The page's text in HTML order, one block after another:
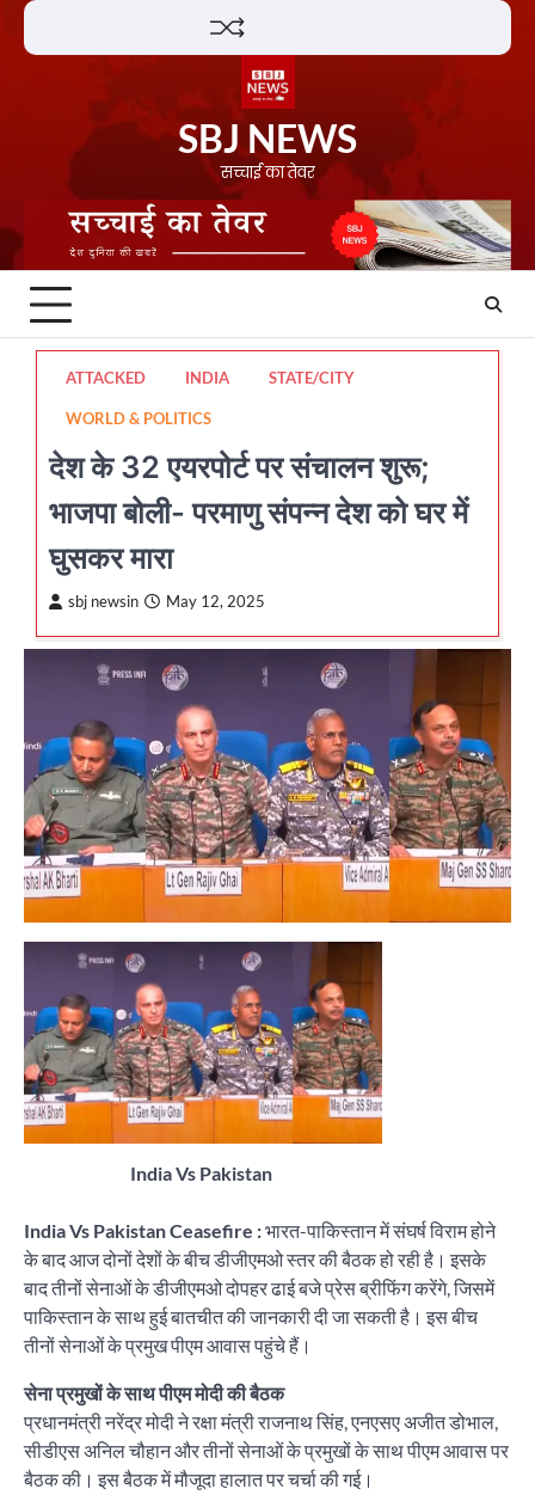
Skip
SBJ NEWS
सच्चाई का तेवर
ATTACKED INDIA STATE/CITY
WORLD & POLITICS
देश के 32 एयरपोर्ट पर संचालन शुरू;
भाजपा बोली- परमाणु संपन्न देश को घर में
घुसकर मारा
sbj newsin May 12, 2025
India Vs Pakistan
India Vs Pakistan Ceasefire :भारत-पाकिस्तान में संघर्ष विराम होने
के बाद आज दोनों देशों के बीच डीजीएमओ स्तर की बैठक हो रही है। इसके
बाद तीनों सेनाओं के डीजीएमओ दोपहर ढाई बजे प्रेस ब्रीफिंग करेंगे, जिसमें
पाकिस्तान के साथ हुई बातचीत की जानकारी दी जा सकती है। इस बीच
तीनों सेनाओं के प्रमुख पीएम आवास पहुंचे हैं।
सेना प्रमुखों के साथ पीएम मोदी की बैठक
प्रधानमंत्री नरेंद्र मोदी ने रक्षा मंत्री राजनाथ सिंह, एनएसए अजीत डोभाल,
सीडीएस अनिल चौहान और तीनों सेनाओं के प्रमुखों के साथ पीएम आवास पर
बैठक की। इस बैठक में मौजूदा हालात पर चर्चा की गई।